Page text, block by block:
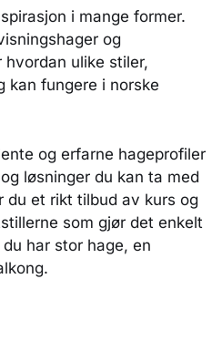
i mange former.
og
ulike stiler,
kan fungere i norske
og erfarne hageprofiler
løsninger du kan ta med
du et rikt tilbud av kurs og
som gjør det enkelt
har stor hage, en